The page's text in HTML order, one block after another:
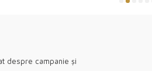
despre campanie și